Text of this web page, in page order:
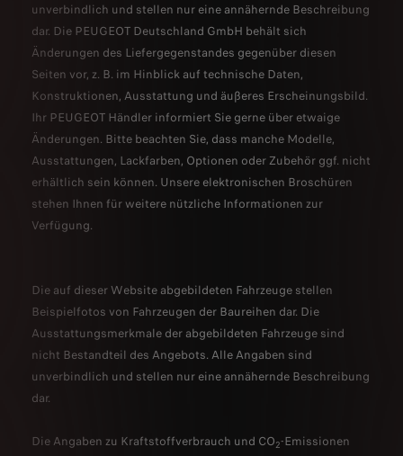
unverbindlich und stellen nur eine annähernde Beschreibung
dar. Die PEUGEOT Deutschland GmbH behält sich
Änderungen des Liefergegenstandes gegenüber diesen
Seiten vor, z. B. im Hinblick auf technische Daten,
Konstruktionen, Ausstattung und äußeres Erscheinungsbild.
Ihr PEUGEOT Händler informiert Sie gerne über etwaige
Änderungen. Bitte beachten Sie, dass manche Modelle,
Ausstattungen, Lackfarben, Optionen oder Zubehör ggf. nicht
erhältlich sein können. Unsere elektronischen Broschüren
stehen Ihnen für weitere nützliche Informationen zur
Verfügung.
Die auf dieser Website abgebildeten Fahrzeuge stellen
Beispielfotos von Fahrzeugen der Baureihen dar. Die
Ausstattungsmerkmale der abgebildeten Fahrzeuge sind
nicht Bestandteil des Angebots. Alle Angaben sind
unverbindlich und stellen nur eine annähernde Beschreibung
dar.
Die Angaben zu Kraftstoffverbrauch und CO2-Emissionen